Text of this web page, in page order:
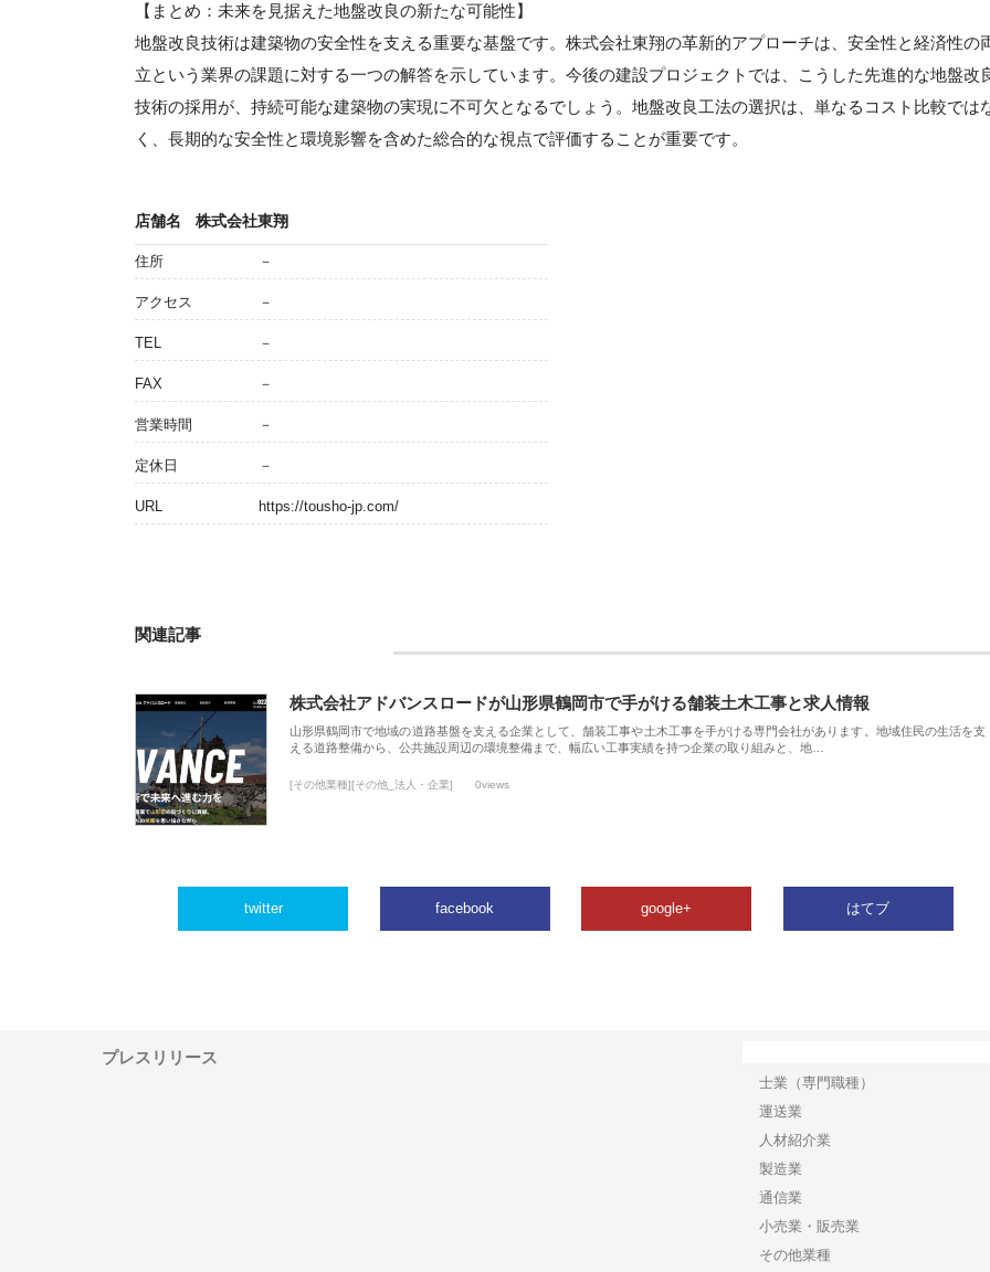
【まとめ：未来を見据えた地盤改良の新たな可能性】
地盤改良技術は建築物の安全性を支える重要な基盤です。株式会社東翔の革新的アプローチは、安全性と経済性の
立という業界の課題に対する一つの解答を示しています。今後の建設プロジェクトでは、こうした先進的な地盤改
技術の採用が、持続可能な建築物の実現に不可欠となるでしょう。地盤改良工法の選択は、単なるコスト比較では
く、長期的な安全性と環境影響を含めた総合的な視点で評価することが重要です。
店舗名 株式会社東翔
住所 －
アクセス －
TEL －
FAX －
営業時間 －
定休日 －
URL https://tousho-jp.com/
関連記事
株式会社アドバンスロードが山形県鶴岡市で手がける舗装土木工事と求人情報
山形県鶴岡市で地域の道路基盤を支える企業として、舗装工事や土木工事を手がける専門会社があります。地域住民の生活を支
える道路整備から、公共施設周辺の環境整備まで、幅広い工事実績を持つ企業の取り組みと、地…
[その他業種][その他_法人・企業] 0views
twitter facebook google+ はてブ
プレスリリース
士業（専門職種）
運送業
人材紹介業
製造業
通信業
小売業・販売業
その他業種